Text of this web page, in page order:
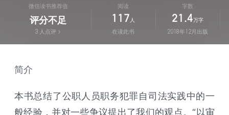
微信读书推荐值
评分不足
3 人点评
阅读
117 人
在读此书
字数
21.4 万字
2018年12月出版
简介
本书总结了公职人员职务犯罪自司法实践中的一
般经验，并对一些争议提出了我们的观点。“以审